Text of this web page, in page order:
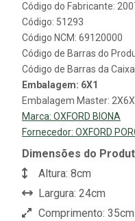
Código do Fabricante:
Código: 51293
Código NCM: 69120000
Código de Barras do
Código de Barras da
Embalagem: 6X1
Embalagem Master:
Marca: OXFORD BIONA
Fornecedor: OXFORD
Dimensões do
Altura: 8cm
Largura: 24cm
Comprimento: 35cm